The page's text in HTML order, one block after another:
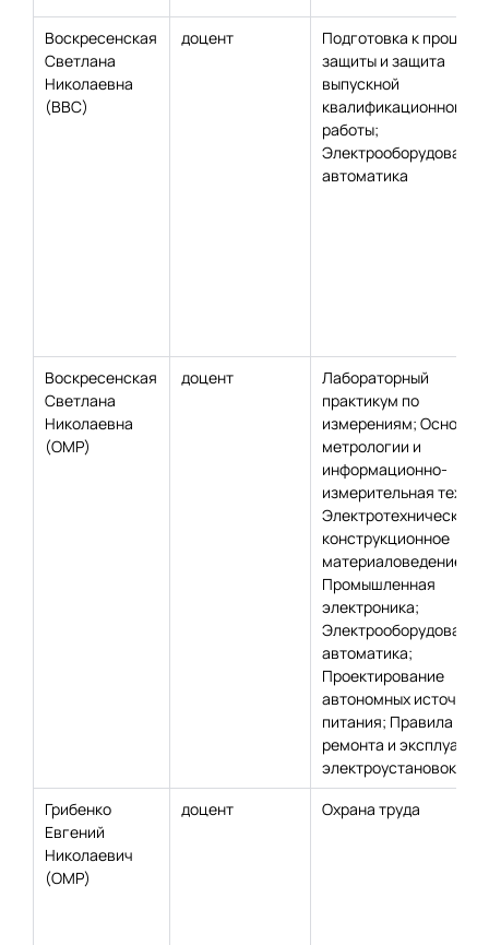
Воскресенская
Светлана
Николаевна
(ВВС)
доцент
Подготовка к
защиты и защита
выпускной
квалификационной
работы;
автоматика
Воскресенская
Светлана
Николаевна
(ОМР)
доцент
Лабораторный
практикум по
измерениям; Основы
метрологии и
информационно-
измерительная
Электротехническое и
конструкционное
материаловедение;
Промышленная
электроника;
автоматика;
Проектирование
автономных
питания; Правила
ремонта и
электроустановок
Грибенко
Евгений
Николаевич
(ОМР)
доцент Охрана труда